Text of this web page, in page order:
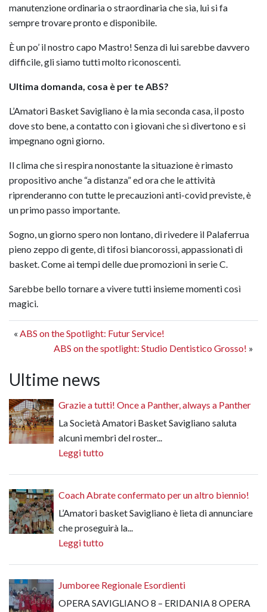
manutenzione ordinaria o straordinaria che sia, lui si fa
sempre trovare pronto e disponibile.
È un po’ il nostro capo Mastro! Senza di lui sarebbe davvero
difficile, gli siamo tutti molto riconoscenti.
Ultima domanda, cosa è per te ABS?
L’Amatori Basket Savigliano è la mia seconda casa, il posto
dove sto bene, a contatto con i giovani che si divertono e si
impegnano ogni giorno.
Il clima che si respira nonostante la situazione è rimasto
propositivo anche “a distanza” ed ora che le attività
riprenderanno con tutte le precauzioni anti-covid previste, è
un primo passo importante.
Sogno, un giorno spero non lontano, di rivedere il Palaferrua
pieno zeppo di gente, di tifosi biancorossi, appassionati di
basket. Come ai tempi delle due promozioni in serie C.
Sarebbe bello tornare a vivere tutti insieme momenti così
magici.
« ABS on the Spotlight: Futur Service!
ABS on the spotlight: Studio Dentistico Grosso! »
Ultime news
Grazie a tutti! Once a Panther, always a Panther
La Società Amatori Basket Savigliano saluta
alcuni membri del roster...
Leggi tutto
Coach Abrate confermato per un altro biennio!
L’Amatori basket Savigliano è lieta di annunciare
che proseguirà la...
Leggi tutto
Jumboree Regionale Esordienti
OPERA SAVIGLIANO 8 – ERIDANIA 8 OPERA